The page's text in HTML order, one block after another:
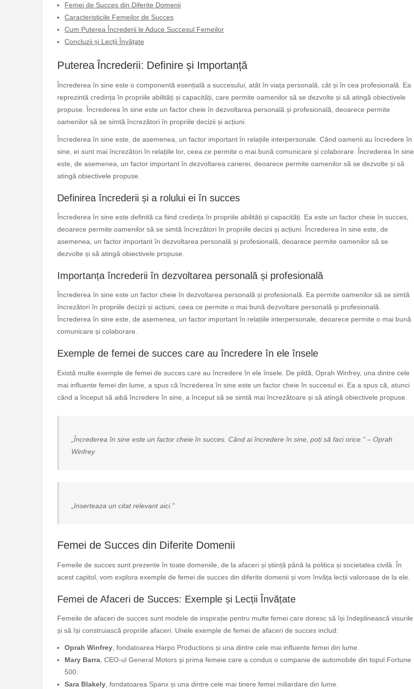
Femei de Succes din Diferite Domenii
Caracteristicile Femeilor de Succes
Cum Puterea Încrederii le Aduce Succesul Femeilor
Concluzii și Lecții Învățate
Puterea Încrederii: Definire și Importanță
Încrederea în sine este o componentă esențială a succesului, atât în viața personală, cât și în cea profesională. Ea
reprezintă credința în propriile abilități și capacități, care permite oamenilor să se dezvolte și să atingă obiectivele
propuse. Încrederea în sine este un factor cheie în dezvoltarea personală și profesională, deoarece permite
oamenilor să se simtă încrezători în propriile decizii și acțiuni.
Încrederea în sine este, de asemenea, un factor important în relațiile interpersonale. Când oamenii au încredere în
sine, ei sunt mai încrezători în relațiile lor, ceea ce permite o mai bună comunicare și colaborare. Încrederea în sine
este, de asemenea, un factor important în dezvoltarea carierei, deoarece permite oamenilor să se dezvolte și să
atingă obiectivele propuse.
Definirea încrederii și a rolului ei în succes
Încrederea în sine este definită ca fiind credința în propriile abilități și capacități. Ea este un factor cheie în succes,
deoarece permite oamenilor să se simtă încrezători în propriile decizii și acțiuni. Încrederea în sine este, de
asemenea, un factor important în dezvoltarea personală și profesională, deoarece permite oamenilor să se
dezvolte și să atingă obiectivele propuse.
Importanța încrederii în dezvoltarea personală și profesională
Încrederea în sine este un factor cheie în dezvoltarea personală și profesională. Ea permite oamenilor să se simtă
încrezători în propriile decizii și acțiuni, ceea ce permite o mai bună dezvoltare personală și profesională.
Încrederea în sine este, de asemenea, un factor important în relațiile interpersonale, deoarece permite o mai bună
comunicare și colaborare.
Exemple de femei de succes care au încredere în ele însele
Există multe exemple de femei de succes care au încredere în ele însele. De pildă, Oprah Winfrey, una dintre cele
mai influente femei din lume, a spus că încrederea în sine este un factor cheie în succesul ei. Ea a spus că, atunci
când a început să aibă încredere în sine, a început să se simtă mai încrezătoare și să atingă obiectivele propuse.
„Încrederea în sine este un factor cheie în succes. Când ai încredere în sine, poți să faci orice.” – Oprah
Winfrey
„Inserteaza un citat relevant aici.”
Femei de Succes din Diferite Domenii
Femeile de succes sunt prezente în toate domeniile, de la afaceri și știință până la politica și societatea civilă. În
acest capitol, vom explora exemple de femei de succes din diferite domenii și vom învăța lecții valoroase de la ele.
Femei de Afaceri de Succes: Exemple și Lecții Învățate
Femeile de afaceri de succes sunt modele de inspirație pentru multe femei care doresc să își îndeplinească visurile
și să își construiască propriile afaceri. Unele exemple de femei de afaceri de succes includ:
Oprah Winfrey, fondatoarea Harpo Productions și una dintre cele mai influente femei din lume.
Mary Barra, CEO-ul General Motors și prima femeie care a condus o companie de automobile din topul Fortune
500.
Sara Blakely, fondatoarea Spanx și una dintre cele mai tinere femei miliardare din lume.